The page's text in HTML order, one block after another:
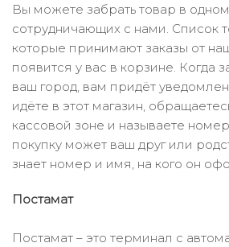
Вы можете забрать товар в
сотрудничающих с нами. Список
которые принимают заказы от
появится у вас в корзине. Когда
ваш город, вам придёт
идёте в этот магазин,
кассовой зоне и называете номер
покупку может ваш друг или
знает номер и имя, на кого он
Постамат
Постамат – это терминал с